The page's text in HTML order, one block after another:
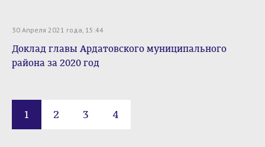
30 Апреля 2021 года, 15:44
Доклад главы Ардатовского муниципального
района за 2020 год
1 2 3 4